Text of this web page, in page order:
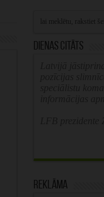
Dienas citāts
Reklāma